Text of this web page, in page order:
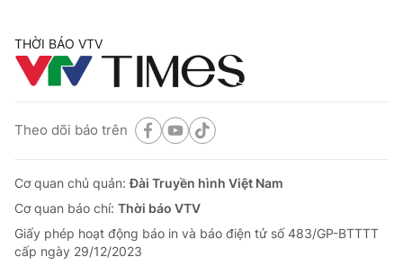
THỜI BÁO VTV
Theo dõi báo trên
Cơ quan chủ quản:Đài Truyền hình Việt Nam
Cơ quan báo chí: Thời báo VTV
Giấy phép hoạt động báo in và báo điện tử số 483/GP-BTTTT
cấp ngày 29/12/2023